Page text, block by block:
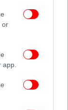
or
το